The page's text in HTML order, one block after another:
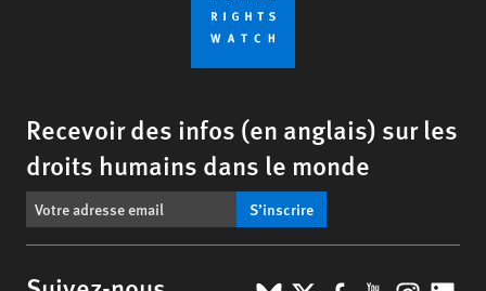
Recevoir des infos (en anglais) sur les
droits humains dans le monde
S’inscrire